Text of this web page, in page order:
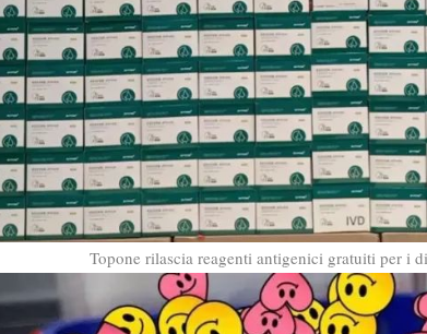
Topone rilascia reagenti antigenici gratuiti per i